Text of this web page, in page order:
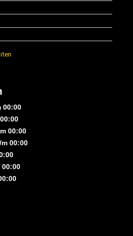
m 00:00
00:00
m 00:00
m 00:00
00:00